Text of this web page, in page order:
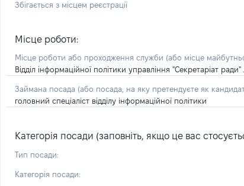
Збігається з місцем реєстрації
Місце роботи:
Місце роботи або проходження служби (або місце
Відділ інформаційної політики управління "Секретаріат ради"
Займана посада (або посада, на яку претендуєте як
головний спеціаліст відділу інформаційної політики
Категорія посади (заповніть, якщо це вас
Тип посади:
Категорія посади: